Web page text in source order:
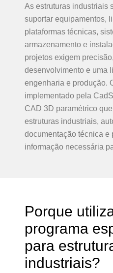
As estruturas industriais
suportar equipamentos,
plataformas técnicas,
armazenamento e
projetos exigem
desenvolvimento e uma
engenharia e produção.
implementado pela
CAD 3D paramétrico
estruturas industriais,
documentação técnica e
informação necessária
Porque
programa
para
industriais?